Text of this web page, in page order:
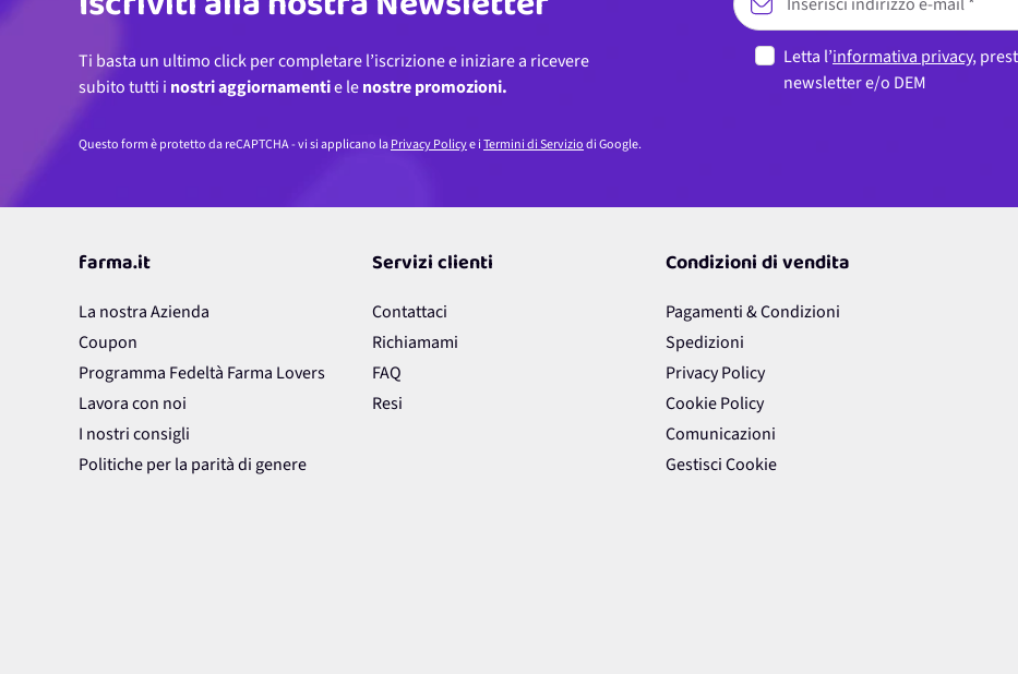
Non perderti nulla!
Iscriviti alla nostra Newsletter
Ti basta un ultimo click per completare l’iscrizione e iniziare a ricevere
farma.it
La nostra Azienda
Coupon
Programma Fedeltà Farma Lovers
Lavora con noi
Servizi clienti
Contattaci
Richiamami
Condizioni di vendita
Pagamenti & Condizioni
Spedizioni
Privacy Policy
Cookie Policy